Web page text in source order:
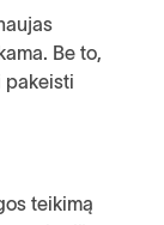
Be to,
pakeisti
teikimą